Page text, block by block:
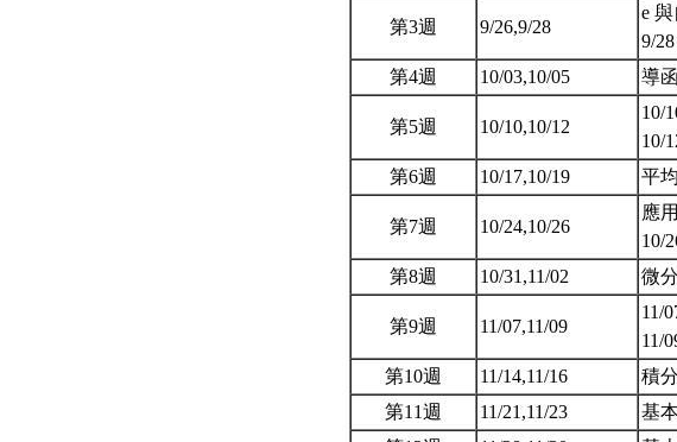
第3週 9/26,9/28
e
9/
第4週
10/03,10/05 導
第5週 10/10,10/12
10/
10/
第6週
10/17,10/19 平
第7週 10/24,10/26
應
10/
第8週
10/31,11/02 微
第9週 11/07,11/09
11/
11/
第10週
11/14,11/16
積
第11週
11/21,11/23
基